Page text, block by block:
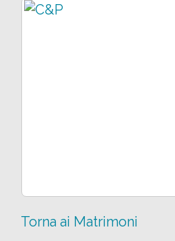
Torna ai Matrimoni